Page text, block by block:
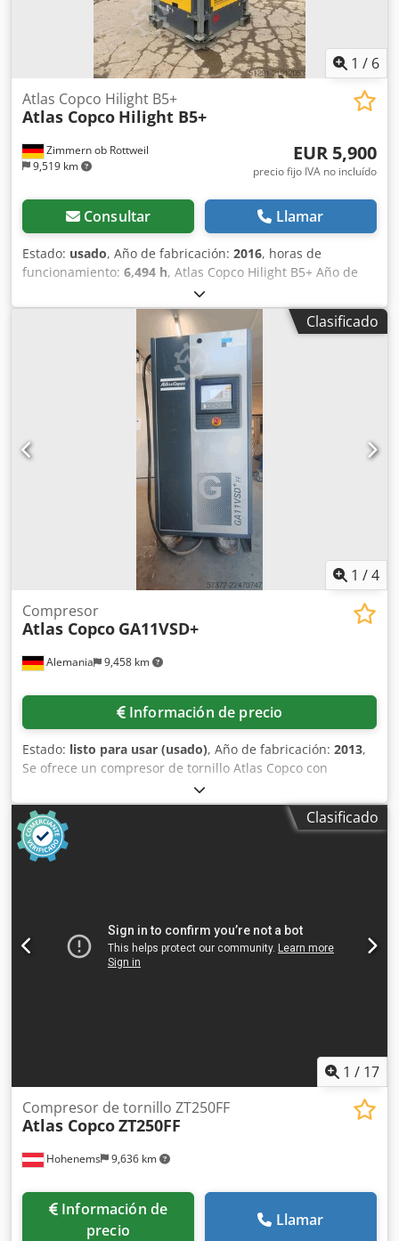
1 / 6
Zimmern ob Rottweil
9,519 km
Atlas Copco Hilight B5+
Atlas Copco Hilight B5+
EUR 5,900
precio fijo IVA no incluído
Consultar Llamar
Estado: usado, Año de fabricación: 2016, horas de
funcionamiento: 6,494 h, Atlas Copco Hilight B5+ Año de
fabricación: 2016 Horas de funcionamiento: 6.494 h Cjdsy
R Atzepfx Al Torf Iluminación LED: 4 × 350 W Cobertura de
luz: hasta 5.000 m² Peso: 981 kg
Clasificado
1 /4
Alemania 9,458 km
Compresor
Atlas Copco GA11VSD+
Información de precio
Estado: listo para usar (usado), Año de fabricación: 2013,
Se ofrece un compresor de tornillo Atlas Copco con
secador frigorífico integrado. Potencia: 11 kW, velocidad
del motor: 7700 rpm, presión de funcionamiento: 12,75
bares, caudal: 32 l/s, regulación de velocidad, horas de
funcionamiento: 9035 h, peso: 271 kg. Es posible realizar
una inspección en las instalaciones. Crodpfx Aozq Ec Nsl
Clasificado
1 / 17
Hohenems 9,636 km
Compresor de tornillo ZT250FF
Atlas CopcoZT250FF
Información de
precio
Llamar